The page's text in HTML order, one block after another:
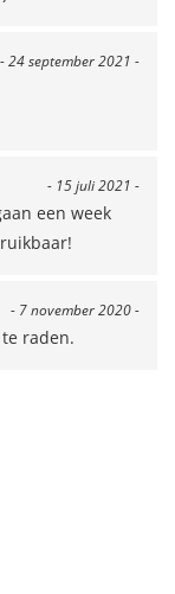
- 24 september 2021 -
- 15 juli 2021 -
een week
- 7 november 2020 -
raden.